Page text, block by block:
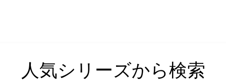
人気シリーズから検索